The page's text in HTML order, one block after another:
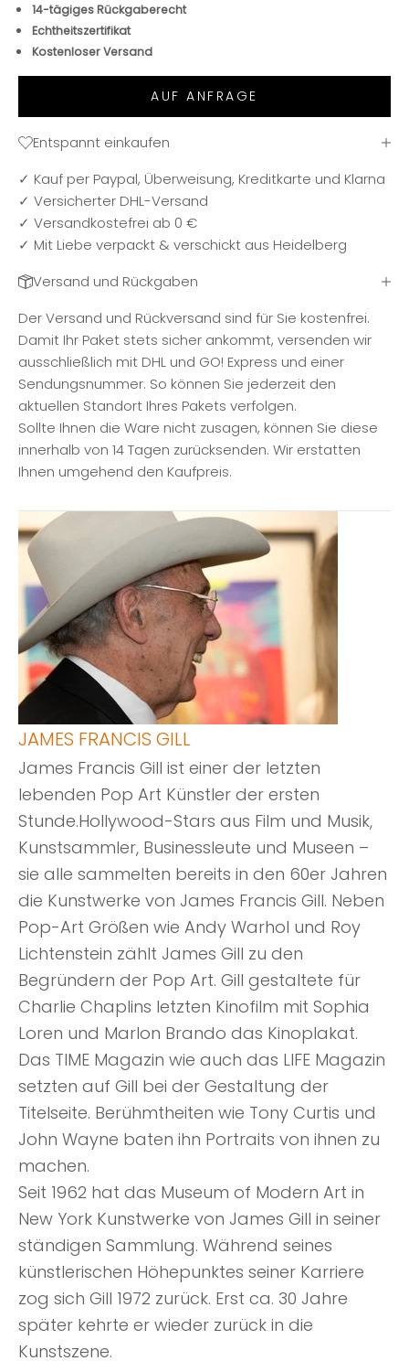
14-tägiges Rückgaberecht
Echtheitszertifikat
Kostenloser Versand
AUF ANFRAGE
Entspannt einkaufen
✓ Kauf per Paypal, Überweisung, Kreditkarte und Klarna
✓ Versicherter DHL-Versand
✓ Versandkostefrei ab 0 €
✓ Mit Liebe verpackt & verschickt aus Heidelberg
Versand und Rückgaben
Der Versand und Rückversand sind für Sie kostenfrei.
Damit Ihr Paket stets sicher ankommt, versenden wir
ausschließlich mit DHL und GO! Express und einer
Sendungsnummer. So können Sie jederzeit den
aktuellen Standort Ihres Pakets verfolgen.
Sollte Ihnen die Ware nicht zusagen, können Sie diese
innerhalb von 14 Tagen zurücksenden. Wir erstatten
Ihnen umgehend den Kaufpreis.
JAMES FRANCIS GILL
James Francis Gill ist einer der letzten
lebenden Pop Art Künstler der ersten
Stunde.Hollywood-Stars aus Film und Musik,
Kunstsammler, Businessleute und Museen –
sie alle sammelten bereits in den 60er Jahren
die Kunstwerke von James Francis Gill. Neben
Pop-Art Größen wie Andy Warhol und Roy
Lichtenstein zählt James Gill zu den
Begründern der Pop Art. Gill gestaltete für
Charlie Chaplins letzten Kinofilm mit Sophia
Loren und Marlon Brando das Kinoplakat.
Das TIME Magazin wie auch das LIFE Magazin
setzten auf Gill bei der Gestaltung der
Titelseite. Berühmtheiten wie Tony Curtis und
John Wayne baten ihn Portraits von ihnen zu
machen.
Seit 1962 hat das Museum of Modern Art in
New York Kunstwerke von James Gill in seiner
ständigen Sammlung. Während seines
künstlerischen Höhepunktes seiner Karriere
zog sich Gill 1972 zurück. Erst ca. 30 Jahre
später kehrte er wieder zurück in die
Kunstszene.